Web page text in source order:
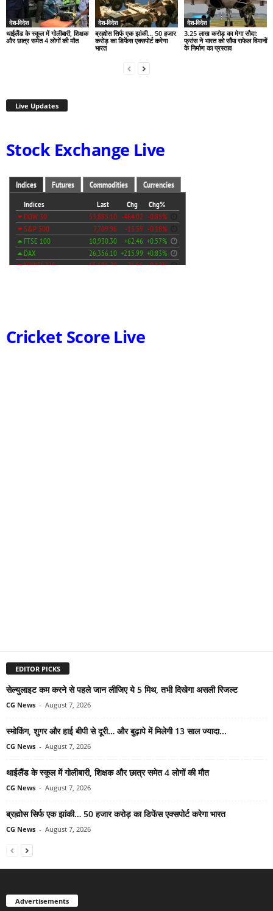
देश-विदेश
थाईलैंड के स्कूल में गोलीबारी, शिक्षक
और छात्र समेत 4 लोगों की मौत
देश-विदेश
ब्रह्मोस सिर्फ एक झांकी… 50 हजार
करोड़ का डिफेंस एक्सपोर्ट करेगा
भारत
देश-विदेश
3.25 लाख करोड़ का मेगा सौदा:
फ्रांस ने भारत को सौंपा राफेल विमानों
के निर्माण का प्रस्ताव
Live Updates
Stock Exchange Live
Cricket Score Live
EDITOR PICKS
सेल्युलाइट कम करने से पहले जान लीजिए ये 5 मिथ, तभी दिखेगा असली रिजल्ट
CG News - August 7, 2026
स्मोकिंग, शुगर और हाई बीपी से दूरी… और बुढ़ापे में मिलेगी 13 साल ज्यादा...
CG News - August 7, 2026
थाईलैंड के स्कूल में गोलीबारी, शिक्षक और छात्र समेत 4 लोगों की मौत
CG News - August 7, 2026
ब्रह्मोस सिर्फ एक झांकी… 50 हजार करोड़ का डिफेंस एक्सपोर्ट करेगा भारत
CG News - August 7, 2026
Advertisements